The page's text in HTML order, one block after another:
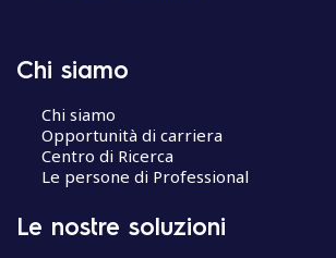
Chi siamo
Chi siamo
Opportunità di carriera
Centro di Ricerca
Le persone di Professional
Le nostre soluzioni